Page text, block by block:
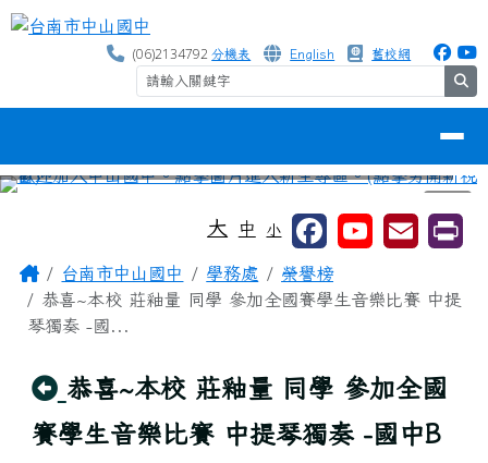
跳至主內容區
台南市中山國中
(06)2134792分機表 English 舊校網
⏸
大 中 小
主內容區域
Home台南市中山國中 學務處
榮譽榜
恭喜~本校 莊釉量 同學 參加全國賽學生音樂比賽 中提
琴獨奏 -國...
回上頁
恭喜~本校 莊釉量 同學 參加全國
賽學生音樂比賽 中提琴獨奏 -國中B
頁尾區域